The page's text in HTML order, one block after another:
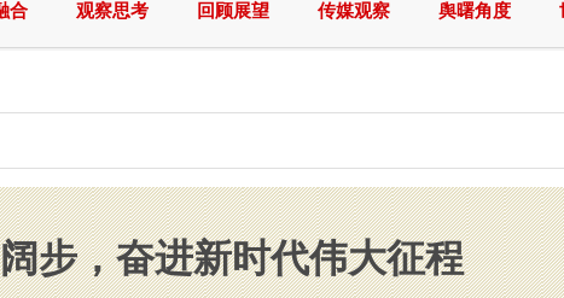
合 观察思考 回顾展望 传媒观察 舆曙角度
步，奋进新时代伟大征程